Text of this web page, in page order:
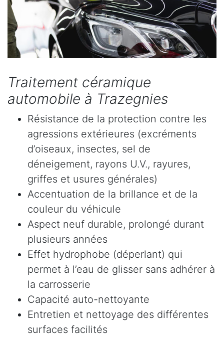
Traitement céramique
automobile à Trazegnies
Résistance de la protection contre les
agressions extérieures (excréments
d’oiseaux, insectes, sel de
déneigement, rayons U.V., rayures,
griffes et usures générales)
Accentuation de la brillance et de la
couleur du véhicule
Aspect neuf durable, prolongé durant
plusieurs années
Effet hydrophobe (déperlant) qui
permet à l’eau de glisser sans adhérer à
la carrosserie
Capacité auto-nettoyante
Entretien et nettoyage des différentes
surfaces facilités